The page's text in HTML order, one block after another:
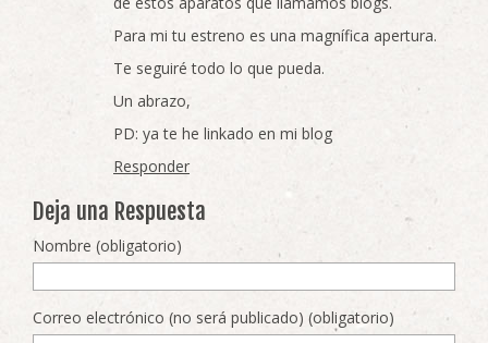
Para mi tu estreno es una magnífica apertura.
Te seguiré todo lo que pueda.
Un abrazo,
PD: ya te he linkado en mi blog
Responder
Deja una Respuesta
Nombre (obligatorio)
Correo electrónico (no será publicado) (obligatorio)